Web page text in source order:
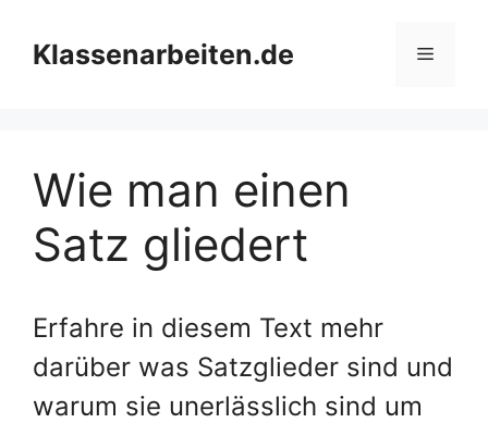
Inhalt
springenKlassenarbeiten.de Menü
Wie man einen
Satz gliedert
Erfahre in diesem Text mehr
darüber was Satzglieder sind und
warum sie unerlässlich sind um